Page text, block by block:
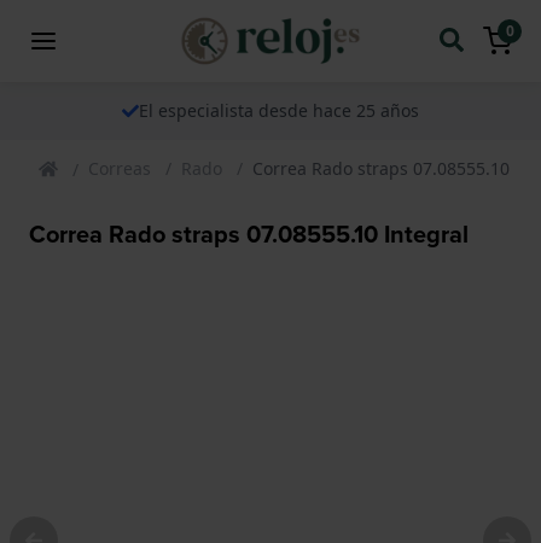
0
El especialista desde hace 25 años
Correas Rado Correa Rado straps 07.08555.10
Correa Rado straps 07.08555.10 Integral